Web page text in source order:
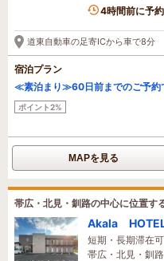
4時間前に予
道東自動車の足寄ICから車で8分
宿泊プラン
≪素泊まり≫60日前までのご予
ポイント2%
MAPを見る
帯広・北見・釧路の中心に位置す
Akala
短期・長期滞在
帯広・北見・釧